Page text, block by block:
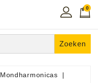
0
Zoeken
Mondharmonicas